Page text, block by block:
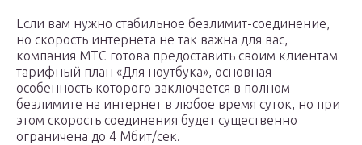
Если вам нужно стабильное безлимит-соединение,
но скорость интернета не так важна для вас,
компания МТС готова предоставить своим клиентам
тарифный план «Для ноутбука», основная
особенность которого заключается в полном
безлимите на интернет в любое время суток, но при
этом скорость соединения будет существенно
ограничена до 4 Мбит/сек.